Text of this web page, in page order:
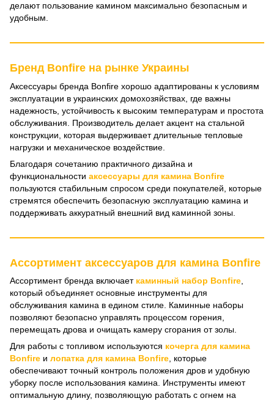
делают пользование камином максимально безопасным и
удобным.
Бренд Bonfire на рынке Украины
Аксессуары бренда Bonfire хорошо адаптированы к условиям
эксплуатации в украинских домохозяйствах, где важны
надежность, устойчивость к высоким температурам и простота
обслуживания. Производитель делает акцент на стальной
конструкции, которая выдерживает длительные тепловые
нагрузки и механическое воздействие.
Благодаря сочетанию практичного дизайна и
функциональности аксессуары для камина Bonfire
пользуются стабильным спросом среди покупателей, которые
стремятся обеспечить безопасную эксплуатацию камина и
поддерживать аккуратный внешний вид каминной зоны.
Ассортимент аксессуаров для камина Bonfire
Ассортимент бренда включает каминный набор Bonfire
который объединяет основные инструменты для
обслуживания камина в едином стиле. Каминные наборы
позволяют безопасно управлять процессом горения,
перемещать дрова и очищать камеру сгорания от золы.
Для работы с топливом используются кочерга для камина
Bonfire и лопатка для камина Bonfire , которые
обеспечивают точный контроль положения дров и удобную
уборку после использования камина. Инструменты имеют
оптимальную длину, позволяющую работать с огнем на